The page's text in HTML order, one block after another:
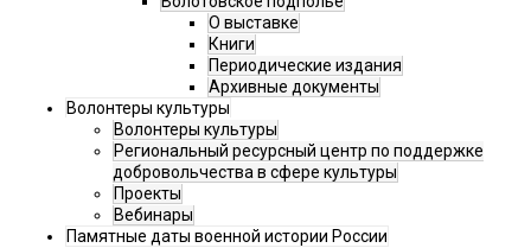
О выставке
Книги
Периодические издания
Архивные документы
Волонтеры культуры
Волонтеры культуры
Региональный ресурсный центр по поддержке
добровольчества в сфере культуры
Проекты
Вебинары
Памятные даты военной истории России